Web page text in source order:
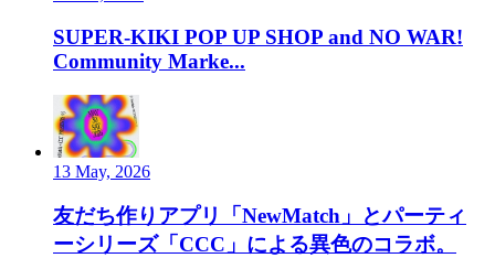
SUPER-KIKI POP UP SHOP and NO WAR!
Community Marke...
13 May, 2026
友だち作りアプリ「NewMatch」とパーティ
ーシリーズ「CCC」による異色のコラボ。